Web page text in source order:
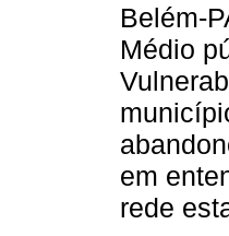
Belém-
Médio
em
rede